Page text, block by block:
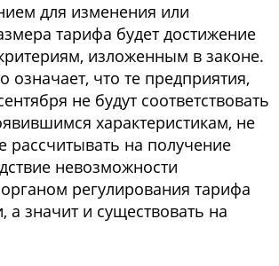
для изменения или
тарифа будет достижение
изложенным в законе.
означает, что те предприятия,
не будут соответствовать
характеристикам, не
рассчитывать на получение
невозможности
регулирования тарифа
а значит и существовать на